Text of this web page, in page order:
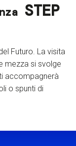
STEP
Futuro. La visita
mezza si svolge
accompagnerà
o spunti di